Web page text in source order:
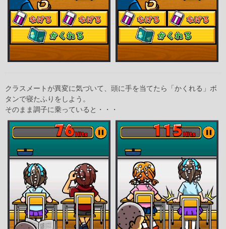
クラスメートが異変に気づいて、頭に手を当てたら「かくれる」ボ
タンで寝たふりをしよう。
そのまま調子に乗っていると・・・